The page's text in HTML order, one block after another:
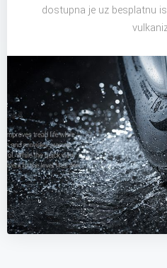
dostupna je uz besplatnu